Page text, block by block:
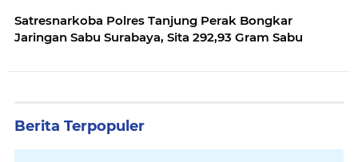
Satresnarkoba Polres Tanjung Perak Bongkar
Jaringan Sabu Surabaya, Sita 292,93 Gram Sabu
Berita Terpopuler